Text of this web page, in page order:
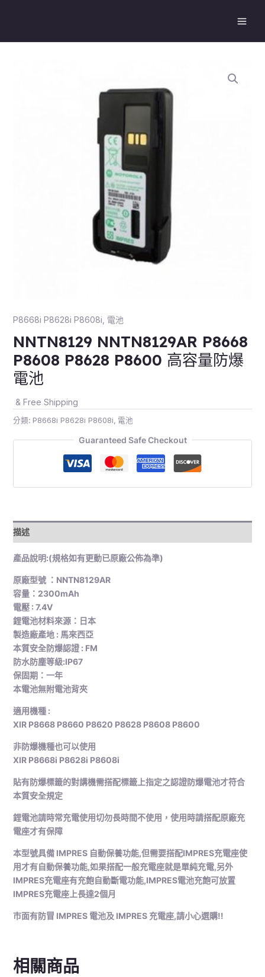
P8668i P8628i P8608i, 電池
NNTN8129 NNTN8129AR P8668
P8608 P8628 P8600 高容量防爆
電池
& Free Shipping
分類: P8668i P8628i P8608i , 電池
Guaranteed Safe Checkout
描述
產品說明:(規格如有更動已原廠公佈為準)
原廠型號 ：NNTN8129AR
容量：2300mAh
電壓 : 7.4V
鋰電池材料來源：日本
製造廠產地 : 馬來西亞
本質安全防爆認證 : FM
防水防塵等級:IP67
保固期：一年
本電池無附電池背夾
適用機種 :
XIR P8668 P8660 P8620 P8628 P8608 P8600
非防爆機種也可以使用
XIR P8668i P8628i P8608i
貼有防爆標籤的對講機需搭配標籤上指定之認證防爆電池才符合
本質安全規定
鋰電池請時常充電使用切勿長時間不使用，使用時請搭配原廠充
電座才有保障
本型號具備 IMPRES 自動保養功能,但需要搭配IMPRES充電座使
用才有自動保養功能,如果搭配一般充電座就是單純充電,另外
IMPRES充電座有充飽自動斷電功能,IMPRES電池充飽可放置
IMPRES充電座上長達2個月
市面有防冒 IMPRES 電池及 IMPRES 充電座,請小心選購!!
相關商品